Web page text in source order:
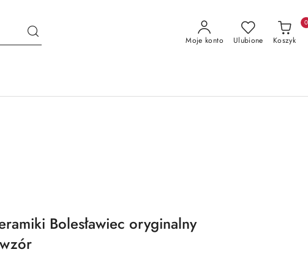
Moje konto Ulubione Koszyk
0
Bolesławiec oryginalny